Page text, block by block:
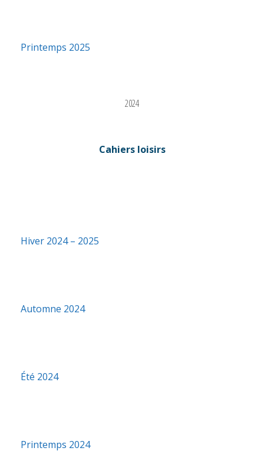
Printemps 2025
2024
Cahiers loisirs
Hiver 2024 – 2025
Automne 2024
Été 2024
Printemps 2024